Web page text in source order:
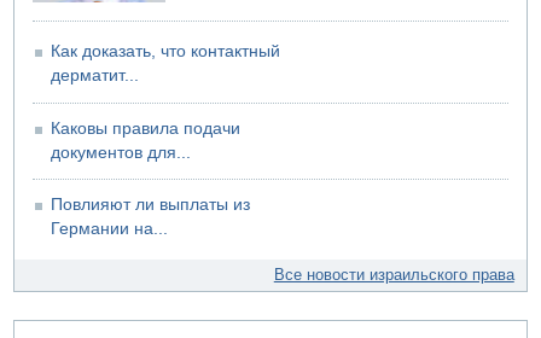
Как доказать, что контактный
дерматит...
Каковы правила подачи
документов для...
Повлияют ли выплаты из
Германии на...
Все новости израильского права